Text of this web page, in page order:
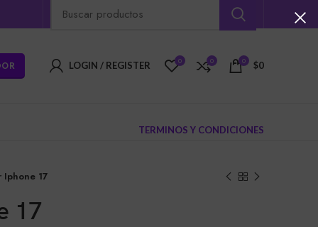
LOGIN / REGISTER 0 0 0 $0
TERMINOS Y CONDICIONES
Iphone 17
17